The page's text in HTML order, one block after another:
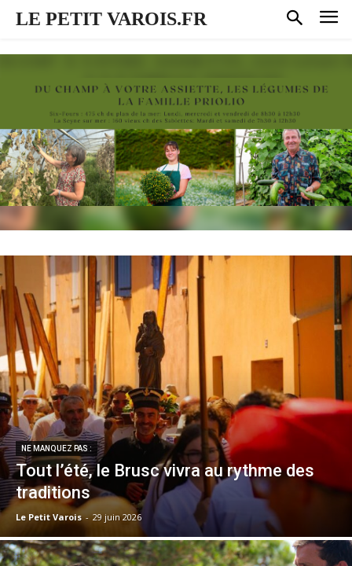
LE PETIT VAROIS.FR
NE MANQUEZ PAS :
Tout l’été, le Brusc vivra au rythme des
traditions
Le Petit Varois - 29 juin 2026